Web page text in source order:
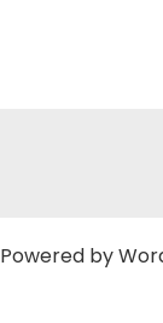
Powered by